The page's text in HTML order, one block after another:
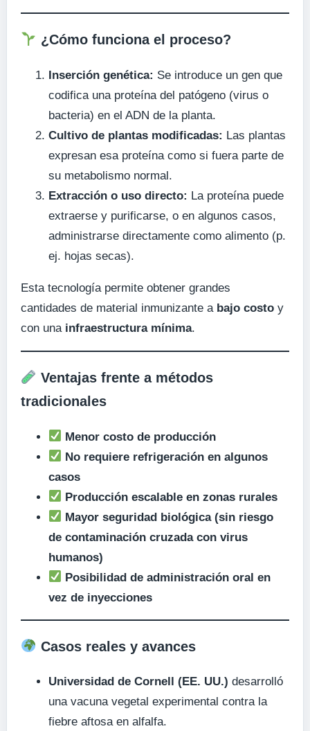
¿Cómo funciona el proceso?
Inserción genética: Se introduce un gen que
codifica una proteína del patógeno (virus o
bacteria) en el ADN de la planta.
Cultivo de plantas modificadas: Las plantas
expresan esa proteína como si fuera parte de
su metabolismo normal.
Extracción o uso directo: La proteína puede
extraerse y purificarse, o en algunos casos,
administrarse directamente como alimento (p.
ej. hojas secas).
Esta tecnología permite obtener grandes
cantidades de material inmunizante a bajo costo y
con una infraestructura mínima.
Ventajas frente a métodos
tradicionales
Menor costo de producción
No requiere refrigeración en algunos
casos
Producción escalable en zonas rurales
Mayor seguridad biológica (sin riesgo
de contaminación cruzada con virus
humanos)
Posibilidad de administración oral en
vez de inyecciones
Casos reales y avances
Universidad de Cornell (EE. UU.) desarrolló
una vacuna vegetal experimental contra la
fiebre aftosa en alfalfa.